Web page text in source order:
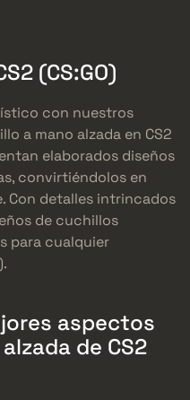
(CS:GO)
con nuestros
a mano alzada en CS2
elaborados diseños
convirtiéndolos en
Con detalles intrincados
de cuchillos
para cualquier
aspectos
de CS2